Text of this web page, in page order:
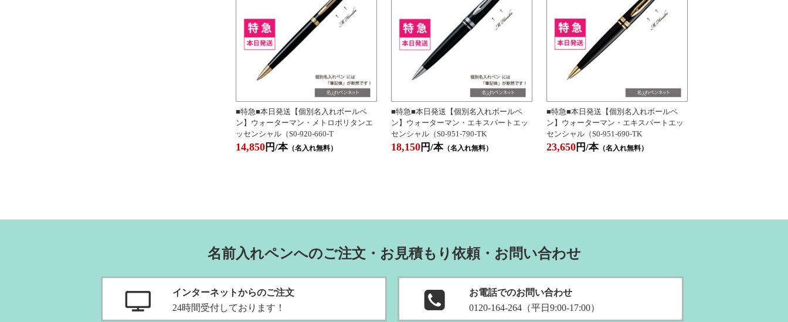
■特急■本日発送【個別名入れボールペ
ン】ウォーターマン・メトロポリタンエ
ッセンシャル（S0-920-660-T
14,850円/本（名入れ無料）
■特急■本日発送【個別名入れボールペ
ン】ウォーターマン・エキスパートエッ
センシャル（S0-951-790-TK
18,150円/本（名入れ無料）
■特急■本日発送【個別名入れボールペ
ン】ウォーターマン・エキスパートエッ
センシャル（S0-951-690-TK
23,650円/本（名入れ無料）
名前入れペンへのご注文・お見積もり依頼・お問い合わせ
インターネットからのご注文
24時間受付しております ！
お電話でのお問い合わせ
0120-164-264 （平日9:00-17:00）